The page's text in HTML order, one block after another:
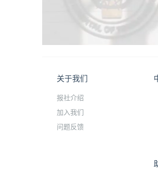
关于我们
报社介绍
加入我们
问题反馈